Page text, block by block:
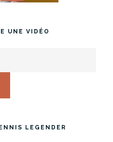
UNE VIDÉO
LEGENDER